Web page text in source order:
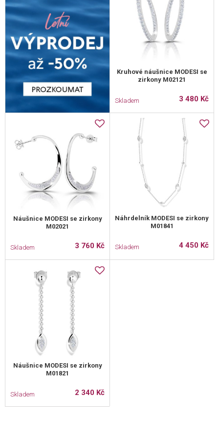
Kruhové náušnice MODESI se
zirkony M02121
Skladem 3 480 Kč
Náušnice MODESI se zirkony
M02021
Skladem 3 760 Kč
Náhrdelník MODESI se zirkony
M01841
Skladem 4 450 Kč
Náušnice MODESI se zirkony
M01821
Skladem 2 340 Kč